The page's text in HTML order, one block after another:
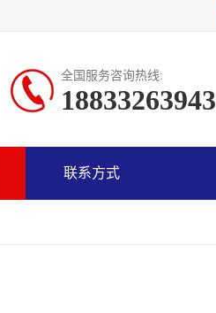
全国服务咨询热线:
18833263943
联系方式